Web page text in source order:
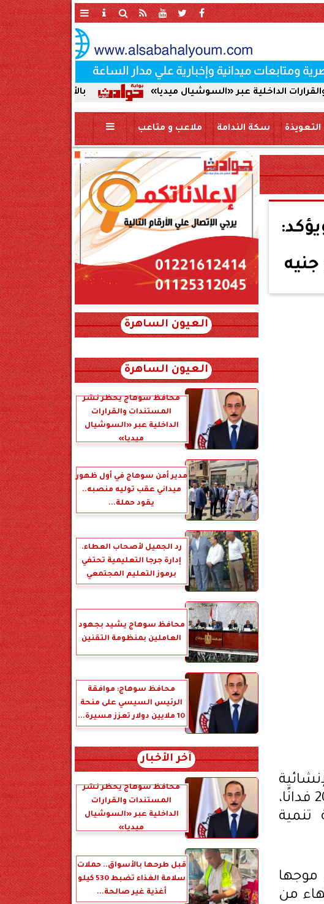
بالأسماء | اعتماد حركة تنقلات عبر «السوشيال ميديا»
التعويذة سكة الندامة ملاعب و متاعب
والمعمارية لمصنع تجفيف البصل،حيث يقع المصنع على مساحة 20 فدانًا،
موجها
من
العيون الساهرة
العيون الساهرة
محافظ سوهاج يحظر نشر
المستندات والقرارات
الداخلية عبر «السوشيال
ميديا»
مدير أمن سوهاج في أول ظهور
ميداني عقب توليه منصبه..
يقود حملة...
رد الجميل لأصحاب العطاء.
إدارة جرجا التعليمية تحتفي
برموز التعليم المجتمعي
محافظ سوهاج يشيد بجهود
العاملين بمنظومة التقنين
محافظ سوهاج: موافقة
الرئيس السيسي على منحة
10 ملايين دولار تعزز مسيرة...
آخر الأخبار
محافظ سوهاج يحظر نشر
المستندات والقرارات
الداخلية عبر «السوشيال
ميديا»
قبل طرحها بالأسواق.. حملات
سلامة الغذاء تضبط 530 كيلو
أغذية غير صالحة...